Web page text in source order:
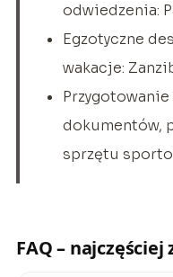
odwiedzenia:
Egzotyczne
wakacje:
dokumentów,
sprzętu
FAQ –